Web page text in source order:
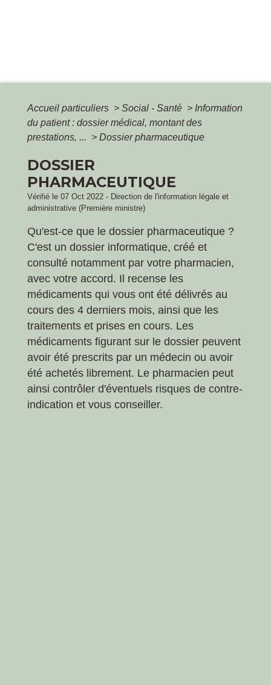
Accueil particuliers > Social - Santé > Information
du patient : dossier médical, montant des
prestations, ... > Dossier pharmaceutique
DOSSIER
PHARMACEUTIQUE
Vérifié le 07 Oct 2022 - Direction de l'information légale et
administrative (Première ministre)
Qu'est-ce que le dossier pharmaceutique ?
C'est un dossier informatique, créé et
consulté notamment par votre pharmacien,
avec votre accord. Il recense les
médicaments qui vous ont été délivrés au
cours des 4 derniers mois, ainsi que les
traitements et prises en cours. Les
médicaments figurant sur le dossier peuvent
avoir été prescrits par un médecin ou avoir
été achetés librement. Le pharmacien peut
ainsi contrôler d'éventuels risques de contre-
indication et vous conseiller.